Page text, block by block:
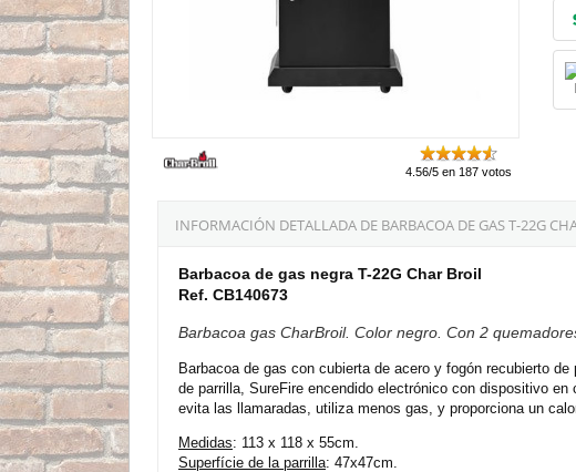
4.56/5 en 187 votos
INFORMACIÓN DETALLADA DE BARBACOA DE GAS T-22G
Barbacoa de gas negra T-22G Char Broil
Ref. CB140673
Barbacoa gas CharBroil. Color negro. Con 2
Barbacoa de gas con cubierta de acero y fogón recubierto
de parrilla, SureFire encendido electrónico con dispositivo
evita las llamaradas, utiliza menos gas, y proporciona un
Medidas: 113 x 118 x 55cm.
Superfície de la parrilla: 47x47cm.